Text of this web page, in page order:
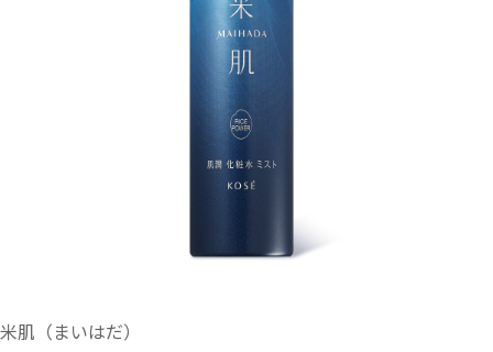
米肌（まいはだ）